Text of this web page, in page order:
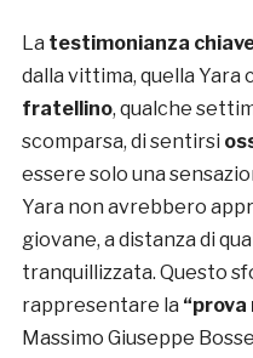
La testimonianza
dalla vittima, quella Yara
fratellino, qualche
scomparsa, di sentirsi
essere solo una
Yara non avrebbero
giovane, a distanza di
tranquillizzata. Questo
rappresentare la “prova
Massimo Giuseppe